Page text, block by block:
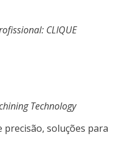
CLIQUE
Technology
precisão, soluções para